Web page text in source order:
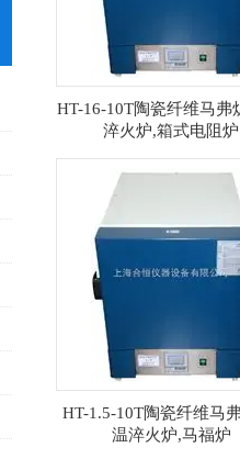
HT-16-10T陶瓷纤维马弗
淬火炉,箱式电阻炉
HT-1.5-10T陶瓷纤维马
温淬火炉,马福炉